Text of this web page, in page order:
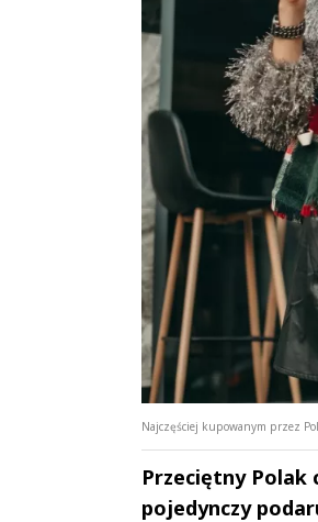
Najczęściej kupowanym przez
Przeciętny Polak
pojedynczy